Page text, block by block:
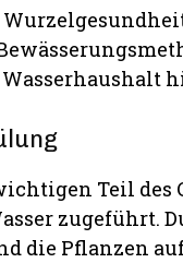
Teil
zugeführt.
die Pflanzen